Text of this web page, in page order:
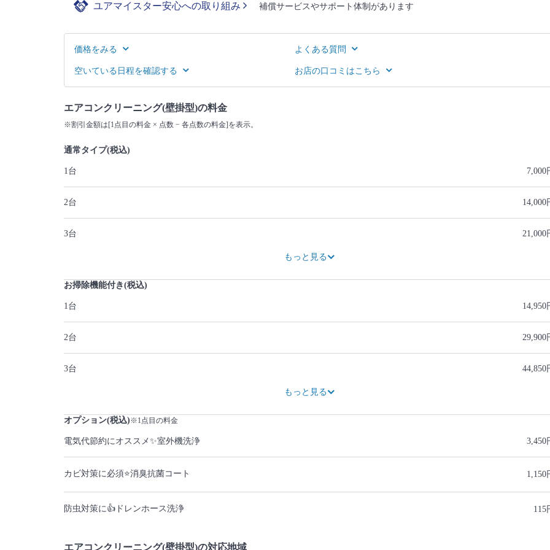
ユアマイスター安心への取り組み 補償サービスやサポート体制があります
価格をみる よくある質問
空いている日程を確認する お店の口コミはこちら
エアコンクリーニング(壁掛型)の料金
※割引金額は[1点目の料金 × 点数 − 各点数の料金]を表示。
通常タイプ(税込)
1台 7,000
2台 14,000
3台
21,000
もっと見る
お掃除機能付き(税込)
1台 14,950
2台 29,900
3台 44,850
もっと見る
オプション(税込)※1点目の料金
電気代節約にオススメ✨室外機洗浄 3,450
カビ対策に必須⭐️消臭抗菌コート 1,150
防虫対策に👍ドレンホース洗浄 115
エアコンクリーニング(壁掛型)の対応地域